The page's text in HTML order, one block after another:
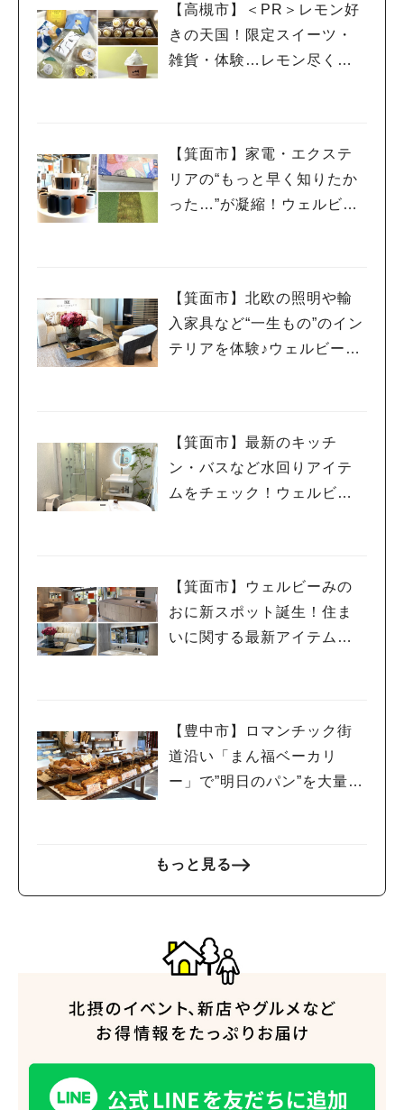
【高槻市】＜PR＞レモン好
きの天国！限定スイーツ・
雑貨・体験…レモン尽くし
【箕面市】家電・エクステ
リアの“もっと早く知りたか
った…”が凝縮！ウェルビー
【箕面市】北欧の照明や輸
入家具など“一生もの”のイン
テリアを体験♪ウェルビーみ
【箕面市】最新のキッチ
ン・バスなど水回りアイテ
ムをチェック！ウェルビー
【箕面市】ウェルビーみの
おに新スポット誕生！住ま
いに関する最新アイテムが
【豊中市】ロマンチック街
道沿い「まん福ベーカリ
ー」で”明日のパン”を大量ゲ
もっと見る